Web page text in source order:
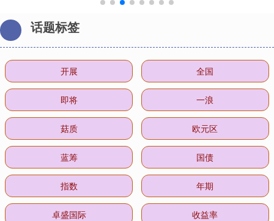
话题标签
开展 全国
即将 一浪
菇质 欧元区
蓝筹 国债
指数 年期
卓盛国际 收益率